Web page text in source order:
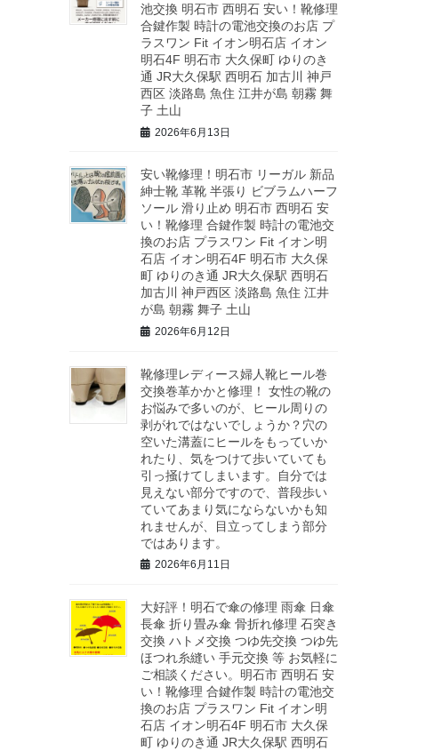
池交換 明石市 西明石 安い！靴修理
合鍵作製 時計の電池交換のお店 プ
ラスワン Fit イオン明石店 イオン
明石4F 明石市 大久保町 ゆりのき
通 JR大久保駅 西明石 加古川 神戸
西区 淡路島 魚住 江井が島 朝霧 舞
子 土山
2026年6月13日
安い靴修理！明石市 リーガル 新品
紳士靴 革靴 半張り ビブラムハーフ
ソール 滑り止め 明石市 西明石 安
い！靴修理 合鍵作製 時計の電池交
換のお店 プラスワン Fit イオン明
石店 イオン明石4F 明石市 大久保
町 ゆりのき通 JR大久保駅 西明石
加古川 神戸西区 淡路島 魚住 江井
が島 朝霧 舞子 土山
2026年6月12日
靴修理レディース婦人靴ヒール巻
交換巻革かかと修理！ 女性の靴の
お悩みで多いのが、ヒール周りの
剥がれではないでしょうか？穴の
空いた溝蓋にヒールをもっていか
れたり、気をつけて歩いていても
引っ掻けてしまいます。自分では
見えない部分ですので、普段歩い
ていてあまり気にならないかも知
れませんが、目立ってしまう部分
ではあります。
2026年6月11日
大好評！明石で傘の修理 雨傘 日傘
長傘 折り畳み傘 骨折れ修理 石突き
交換 ハトメ交換 つゆ先交換 つゆ先
ほつれ糸縫い 手元交換 等 お気軽に
ご相談ください。明石市 西明石 安
い！靴修理 合鍵作製 時計の電池交
換のお店 プラスワン Fit イオン明
石店 イオン明石4F 明石市 大久保
町 ゆりのき通 JR大久保駅 西明石